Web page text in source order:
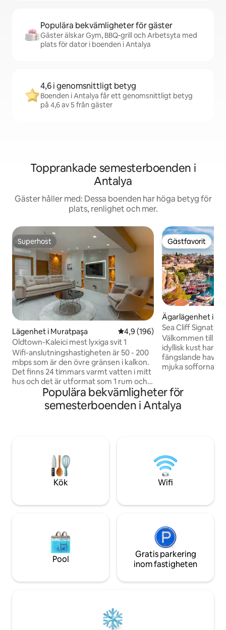
Populära bekvämligheter för gäster
Gäster älskar Gym, BBQ-grill och Arbetsyta med
plats för dator i boenden i Antalya
4,6 i genomsnittligt betyg
Boenden i Antalya får ett genomsnittligt betyg
på 4,6 av 5 från gäster
Topprankade semesterboenden i
Antalya
Gäster håller med: Dessa boenden har höga betyg för
plats, renlighet och mer.
Superhost
Superhost
Lägenhet i Muratpaşa 4,9 av 5 i genomsnittligt
4,9 (196)
Oldtown-Kaleici mest lyxiga svit 1
Wifi-anslutningshastigheten är 50 - 200
mbps som är den övre gränsen i kalkon.
Det finns 24 timmars varmt vatten i mitt
hus och det är utformat som 1 rum och 1
vardagsrum. Soffan kan vara en säng i
vardagsrummet. Det finns 2
luftkonditioneringsapparater(TOSHİBA).
en mycket stor trädgård och om så
önskas kan frukost och middag ätas i
trädgården. -airport 25 minuter
Gästfavorit
Gästfavorit
Ägarlägenhet i
Sea Cliff Signature
Välkommen till
idyllisk kust har
fängslande
mjuka sofforna
medelhavshavet. The Sea Cliff är
centralt beläget
tillgång till
allt du behöver
föryngra på vår
Populära bekvämligheter för
semesterboenden i Antalya
Kök Wifi
Pool
Gratis parkering
inom fastigheten